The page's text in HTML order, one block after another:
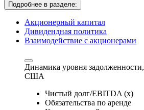
Подробнее в разделе:
Акционерный капитал
Дивидендная политика
Взаимодействие с акционерами
Динамика уровня задолженности,
США
Чистый долг/EBITDA (x)
Обязательства по аренде